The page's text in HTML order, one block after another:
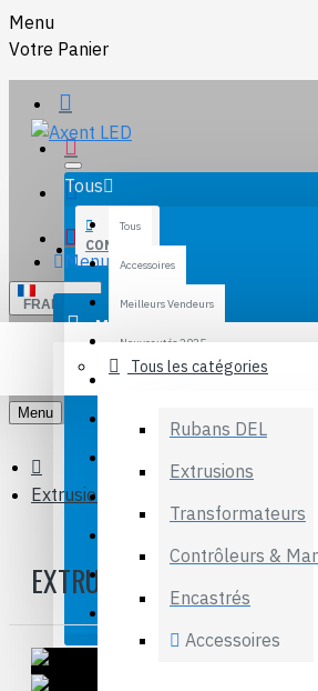
Menu
Votre Panier
FRANCAIS
Tous
Tous
Accessoires
Meilleurs Vendeurs
Nouveautés 2025
CONTACT
Menu
Magasiner
Tous les catégories
Rubans DEL
Extrusions
Transformateurs
Contrôleurs &
Encastrés
Accessoires
S'INSCRIRE
Menu
Extrusion QL-AL011R
EXTRUSION QL-AL011R